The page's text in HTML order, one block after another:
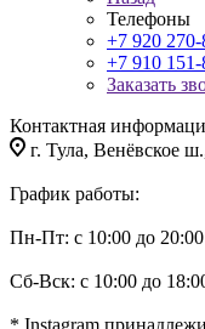
Телефоны
+7 920 270-
+7 910 151-
Заказать
Контактная
г. Тула, Венёвское
График работы:
Пн-Пт: с 10:00 до 20:00
Сб-Вск: с 10:00 до
* Instagram